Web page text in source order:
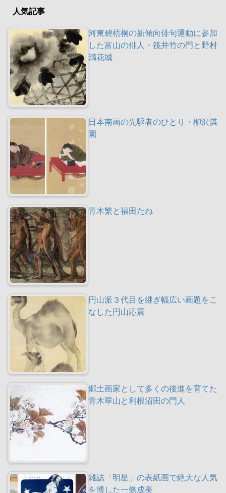
人気記事
河東碧梧桐の新傾向俳句運動に参加
した富山の俳人・筏井竹の門と野村
満花城
日本南画の先駆者のひとり・柳沢淇
園
青木繁と福田たね
円山派３代目を継ぎ幅広い画題をこ
なした円山応震
郷土画家として多くの後進を育てた
青木翠山と利根沼田の門人
雑誌「明星」の表紙画で絶大な人気
を博した一條成美